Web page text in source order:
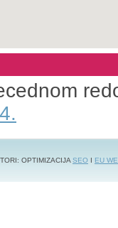
OPTIMIZACIJASEO I EU